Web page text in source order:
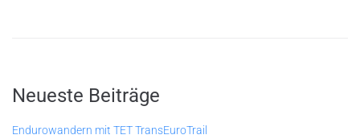
Neueste Beiträge
Endurowandern mit TET TransEuroTrail